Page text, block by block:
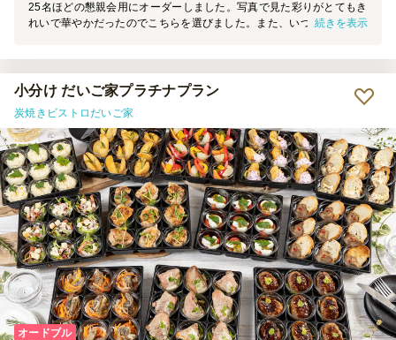
25名ほどの懇親会用にオーダーしました。写真で見た彩りがとてもき
れいで華やかだったのでこちらを選びました。また、いつもイタリア
ザートがついているのも良かったです。どれも食べやすく、おいしか
ったです。
続きを表示
小分け だいご家プラチナプラン
炭焼きビストロだいご家
オードブル